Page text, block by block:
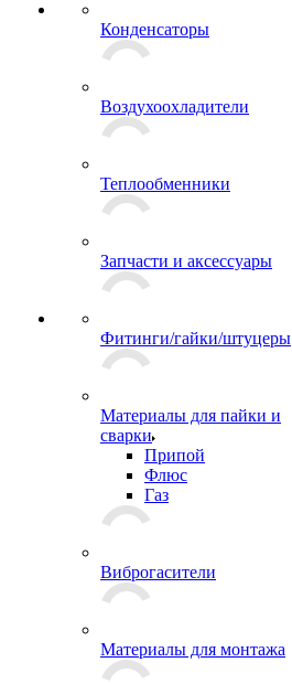
Конденсаторы
Воздухоохладители
Теплообменники
Запчасти и аксессуары
Фитинги/гайки/штуцеры
Материалы для пайки и
сварки
Припой
Флюс
Газ
Виброгасители
Материалы для монтажа